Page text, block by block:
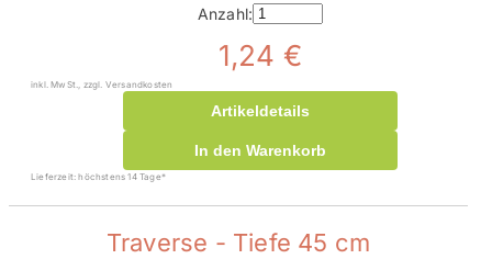
Anzahl:
1,24 €
inkl. MwSt., zzgl. Versandkosten
Artikeldetails
In den Warenkorb
Lieferzeit: höchstens 14 Tage*
Traverse - Tiefe 45 cm